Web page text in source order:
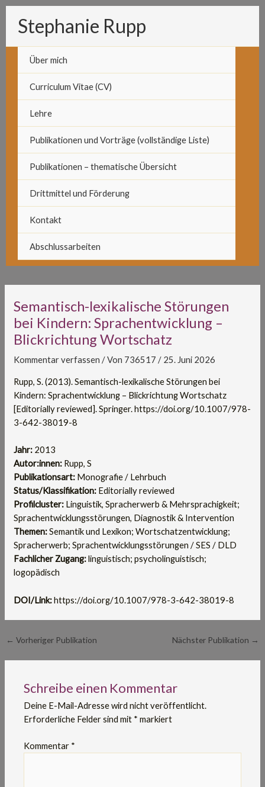
Zum
Inhalt
springenStephanie Rupp
Über mich
Curriculum Vitae (CV)
Lehre
Publikationen und Vorträge (vollständige Liste)
Publikationen – thematische Übersicht
Drittmittel und Förderung
Kontakt
Abschlussarbeiten
Semantisch-lexikalische Störungen
bei Kindern: Sprachentwicklung –
Blickrichtung Wortschatz
Kommentar verfassen / Von 736517 / 25. Juni 2026
Rupp, S. (2013). Semantisch-lexikalische Störungen bei
Kindern: Sprachentwicklung – Blickrichtung Wortschatz
[Editorially reviewed]. Springer. https://doi.org/10.1007/978-
3-642-38019-8
Jahr:2013
Autor:innen:Rupp, S
Publikationsart:Monografie / Lehrbuch
Status/Klassifikation:Editorially reviewed
Profilcluster:Linguistik, Spracherwerb & Mehrsprachigkeit;
Sprachentwicklungsstörungen, Diagnostik & Intervention
Themen:Semantik und Lexikon; Wortschatzentwicklung;
Spracherwerb; Sprachentwicklungsstörungen / SES / DLD
Fachlicher Zugang:linguistisch; psycholinguistisch;
logopädisch
DOI/Link:https://doi.org/10.1007/978-3-642-38019-8
← Vorheriger Publikation Nächster Publikation →
Schreibe einen Kommentar
Deine E-Mail-Adresse wird nicht veröffentlicht.
Erforderliche Felder sind mit * markiert
Kommentar *